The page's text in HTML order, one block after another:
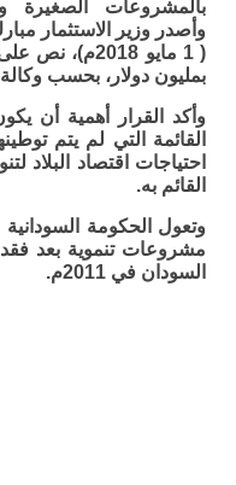
بالمشروعات الصغيرة
وأصدر وزير الاستثمار
( 1 مايو
بمليون دولار، بحسب وكالة
وأكد القرار أهمية أن
القائمة التي لم يتم
احتياجات اقتصاد البلاد
القائم به.
وتعول الحكومة السودانية
مشروعات تنموية بعد
السودان في 2011م.